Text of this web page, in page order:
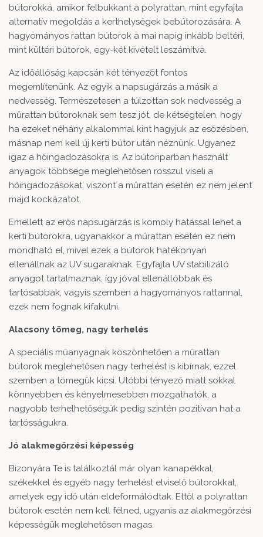
bútorokká, amikor felbukkant a polyrattan, mint egyfajta
alternatív megoldás a kerthelységek bebútorozására. A
hagyományos rattan bútorok a mai napig inkább beltéri,
mint kültéri bútorok, egy-két kivételt leszámítva.
Az időállóság kapcsán két tényezőt fontos
megemlítenünk. Az egyik a napsugárzás a másik a
nedvesség. Természetesen a túlzottan sok nedvesség a
műrattan bútoroknak sem tesz jót, de kétségtelen, hogy
ha ezeket néhány alkalommal kint hagyjuk az esőzésben,
másnap nem kell új kerti bútor után néznünk. Ugyanez
igaz a hőingadozásokra is. Az bútoriparban használt
anyagok többsége meglehetősen rosszul viseli a
hőingadozásokat, viszont a műrattan esetén ez nem jelent
majd kockázatot.
Emellett az erős napsugárzás is komoly hatással lehet a
kerti bútorokra, ugyanakkor a műrattan esetén ez nem
mondható el, mivel ezek a bútorok hatékonyan
ellenállnak az UV sugaraknak. Egyfajta UV stabilizáló
anyagot tartalmaznak, így jóval ellenállóbbak és
tartósabbak, vagyis szemben a hagyományos rattannal,
ezek nem fognak kifakulni.
Alacsony tömeg, nagy terhelés
A speciális műanyagnak köszönhetően a műrattan
bútorok meglehetősen nagy terhelést is kibírnak, ezzel
szemben a tömegük kicsi. Utóbbi tényező miatt sokkal
könnyebben és kényelmesebben mozgathatók, a
nagyobb terhelhetőségük pedig szintén pozitívan hat a
tartósságukra.
Jó alakmegőrzési képesség
Bizonyára Te is találkoztál már olyan kanapékkal,
székekkel és egyéb nagy terhelést elviselő bútorokkal,
amelyek egy idő után eldeformálódtak. Ettől a polyrattan
bútorok esetén nem kell félned, ugyanis az alakmegőrzési
képességük meglehetősen magas.